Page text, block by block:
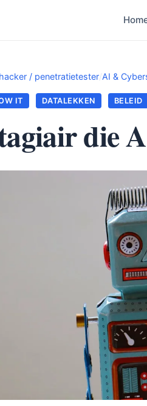
/ penetratietester/AI &
IT DATALEKKEN BELEID
die